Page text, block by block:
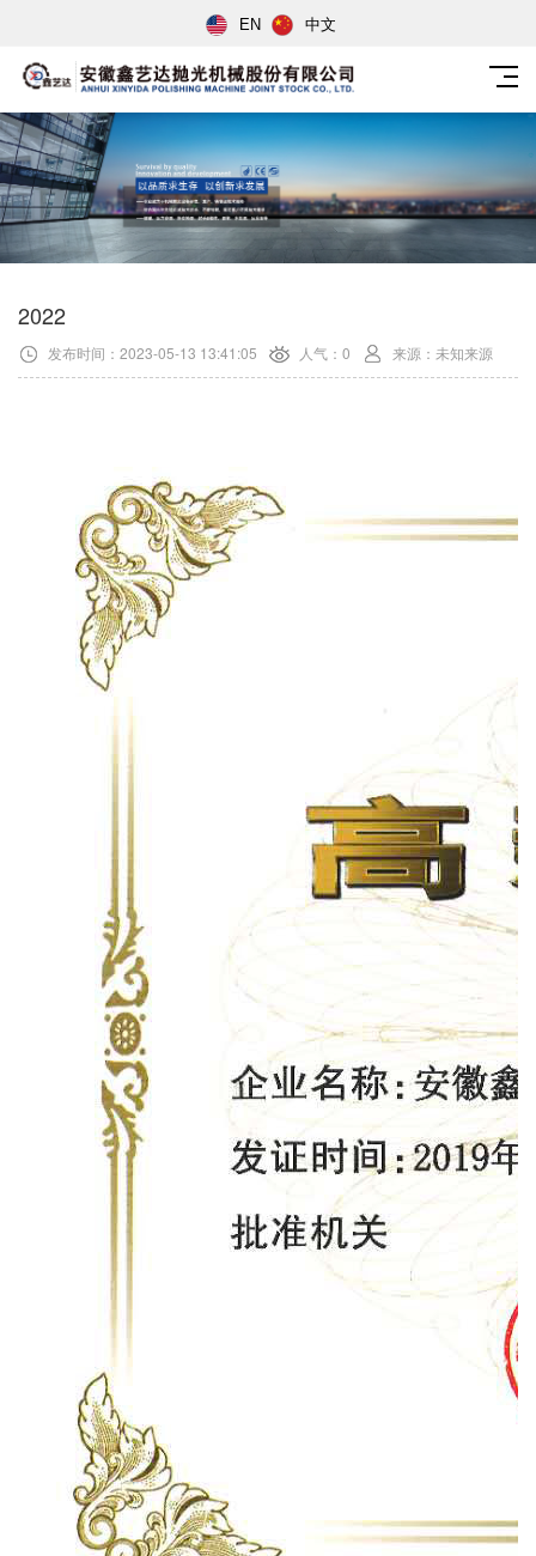
EN 中文
2022
发布时间：2023-05-13 13:41:05 人气：0 来源：未知来源